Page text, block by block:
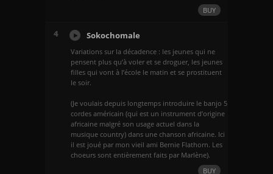
BUY
4 Sokochomale
Variations sur la décadence : les jeunes qui ne
pensent plus qu’à voler et se droguer, les jeunes
filles qui vont à l’école le matin et se prostituent
le soir.
(Je voulais depuis longtemps introduire le banjo 5
cordes américain (qui est un instrument d’origine
africaine malgré son usage actuel dans la
musique country) dans une chanson africaine. Ici
il est joué par mon vieil ami Bernie Flathorn. Les
choeurs sont entièrement faits par Marlène).
BUY